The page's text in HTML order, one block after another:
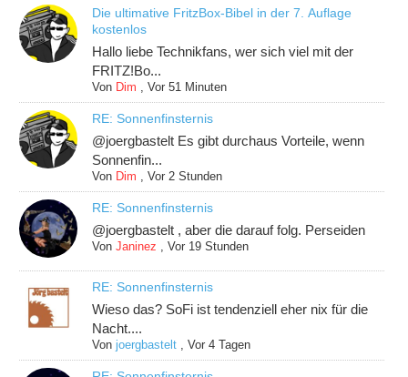
Die ultimative FritzBox-Bibel in der 7. Auflage
kostenlos
Hallo liebe Technikfans, wer sich viel mit der
FRITZ!Bo...
Von Dim ,Vor 51 Minuten
RE: Sonnenfinsternis
@joergbastelt Es gibt durchaus Vorteile, wenn
Sonnenfin...
Von Dim ,Vor 2 Stunden
RE: Sonnenfinsternis
@joergbastelt , aber die darauf folg. Perseiden
VonJaninez ,Vor 19 Stunden
RE: Sonnenfinsternis
Wieso das? SoFi ist tendenziell eher nix für die
Nacht....
Vonjoergbastelt ,Vor 4 Tagen